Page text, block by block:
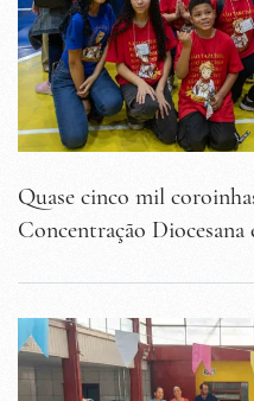
Quase cinco mil
Concentração